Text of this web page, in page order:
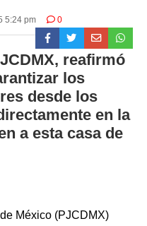
5:24 pm 0
reafirmó
los
desde los
en la
a esta casa de
México (PJCDMX)